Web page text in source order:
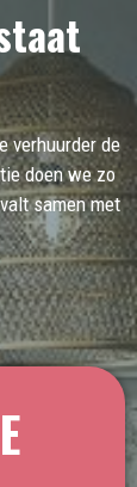
verhuurder de
doen we zo
samen met